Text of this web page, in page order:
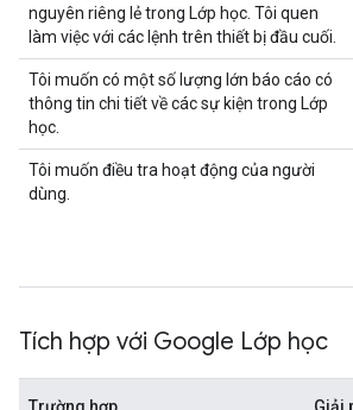
nguyên riêng lẻ trong Lớp học. Tôi quen
làm việc với các lệnh trên thiết bị đầu cuối.
Tôi muốn có một số lượng lớn báo cáo có
thông tin chi tiết về các sự kiện trong Lớp
học.
Tôi muốn điều tra hoạt động của người
dùng.
Tích hợp với Google Lớp học